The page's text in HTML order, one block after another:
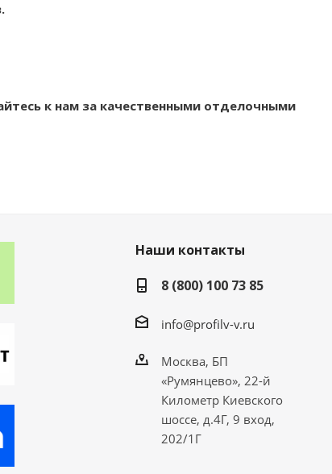
к нам за качественными отделочными
Наши контакты
8 (800) 100 73 85
info@profilv-v.ru
Москва, БП
«Румянцево», 22-й
Километр Киевского
шоссе, д.4Г, 9 вход,
202/1Г